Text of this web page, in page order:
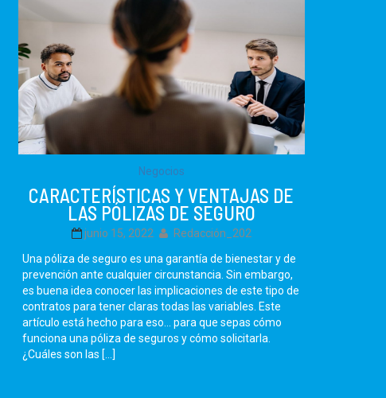
Negocios
CARACTERÍSTICAS Y VENTAJAS DE
LAS PÓLIZAS DE SEGURO
junio 15, 2022
Redacción_202
Una póliza de seguro es una garantía de bienestar y de
prevención ante cualquier circunstancia. Sin embargo,
es buena idea conocer las implicaciones de este tipo de
contratos para tener claras todas las variables. Este
artículo está hecho para eso… para que sepas cómo
funciona una póliza de seguros y cómo solicitarla.
¿Cuáles son las […]